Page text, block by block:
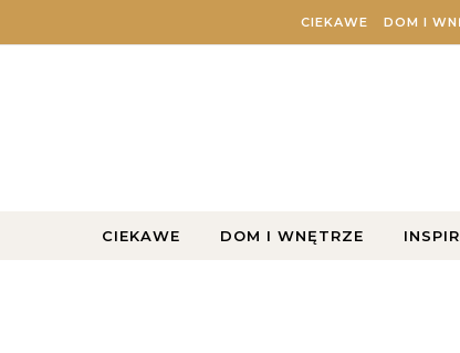
CIEKAWE DOM I
CIEKAWE DOM I WNĘTRZE